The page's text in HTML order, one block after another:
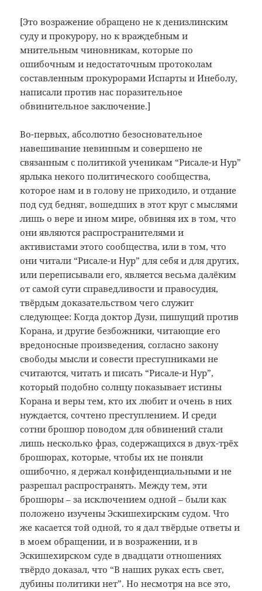
[Это возражение обращено не к денизлинским
суду и прокурору, но к враждебным и
мнительным чиновникам, которые по
ошибочным и недостаточным протоколам
составленным прокурорами Испарты и Инеболу,
написали против нас поразительное
обвинительное заключение.]
Во-первых, абсолютно безосновательное
навешивание невинным и совершено не
связанным с политикой ученикам “Рисале-и Нур”
ярлыка некого политического сообщества,
которое нам и в голову не приходило, и отдание
под суд бедняг, вошедших в этот круг с мыслями
лишь о вере и ином мире, обвиняя их в том, что
они являются распространителями и
активистами этого сообщества, или в том, что
они читали “Рисале-и Нур” для себя и для других,
или переписывали его, является весьма далёким
от самой сути справедливости и правосудия,
твёрдым доказательством чего служит
следующее: Когда доктор Дузи, пишущий против
Корана, и другие безбожники, читающие его
вредоносные произведения, согласно закону
свободы мысли и совести преступниками не
считаются, читать и писать “Рисале-и Нур”,
который подобно солнцу показывает истины
Корана и веры тем, кто их любит и очень в них
нуждается, сочтено преступлением. И среди
сотни брошюр поводом для обвинений стали
лишь несколько фраз, содержащихся в двух-трёх
брошюрах, которые, чтобы их не поняли
ошибочно, я держал конфиденциальными и не
разрешал распространять. Между тем, эти
брошюры – за исключением одной – были как
положено изучены Эскишехирским судом. Что
же касается той одной, то я дал твёрдые ответы и
в моем обращении, и в возражении, и в
Эскишехирском суде в двадцати отношениях
твёрдо доказал, что “В наших руках есть свет,
дубины политики нет”. Но несмотря на все это,